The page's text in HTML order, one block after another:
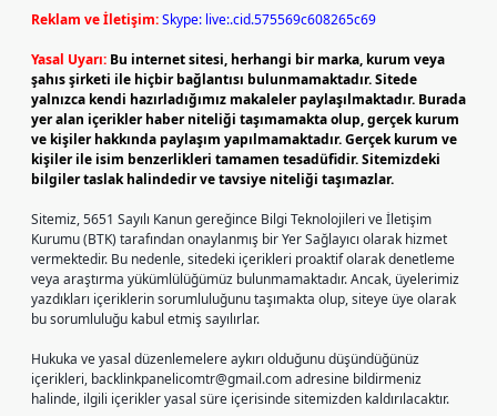
Reklam ve İletişim:Skype: live:.cid.575569c608265c69
Yasal Uyarı: Bu internet sitesi, herhangi bir marka, kurum veya
şahıs şirketi ile hiçbir bağlantısı bulunmamaktadır. Sitede
yalnızca kendi hazırladığımız makaleler paylaşılmaktadır. Burada
yer alan içerikler haber niteliği taşımamakta olup, gerçek kurum
ve kişiler hakkında paylaşım yapılmamaktadır. Gerçek kurum ve
kişiler ile isim benzerlikleri tamamen tesadüfidir. Sitemizdeki
bilgiler taslak halindedir ve tavsiye niteliği taşımazlar.
Sitemiz, 5651 Sayılı Kanun gereğince Bilgi Teknolojileri ve İletişim
Kurumu (BTK) tarafından onaylanmış bir Yer Sağlayıcı olarak hizmet
vermektedir. Bu nedenle, sitedeki içerikleri proaktif olarak denetleme
veya araştırma yükümlülüğümüz bulunmamaktadır. Ancak, üyelerimiz
yazdıkları içeriklerin sorumluluğunu taşımakta olup, siteye üye olarak
bu sorumluluğu kabul etmiş sayılırlar.
Hukuka ve yasal düzenlemelere aykırı olduğunu düşündüğünüz
içerikleri, backlinkpanelicomtr@gmail.comadresine bildirmeniz
halinde, ilgili içerikler yasal süre içerisinde sitemizden kaldırılacaktır.